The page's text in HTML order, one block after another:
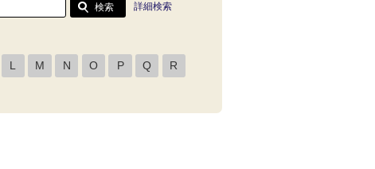
詳細検索
L M N O P Q R